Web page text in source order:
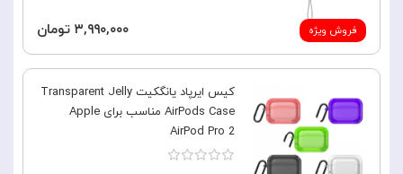
فروش ویژه ۳,۹۹۰,۰۰۰ تومان
کیس ایرپاد یانگکیت Transparent Jelly
AirPods Case مناسب برای Apple
AirPod Pro 2